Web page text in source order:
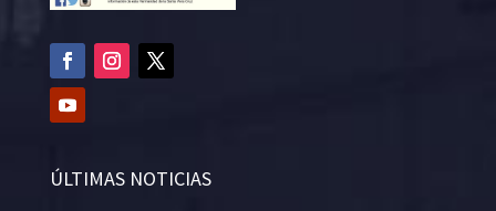
ÚLTIMAS NOTICIAS